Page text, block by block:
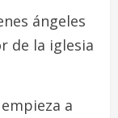
ángeles
de la iglesia
a